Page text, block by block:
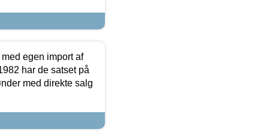
egen import af
har de satset på
med direkte salg